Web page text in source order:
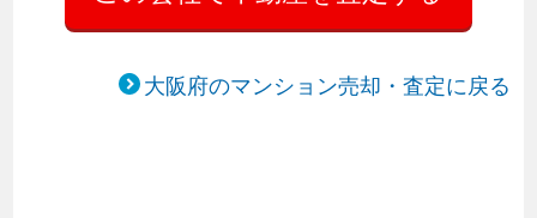
大阪府のマンション売却・査定に戻る